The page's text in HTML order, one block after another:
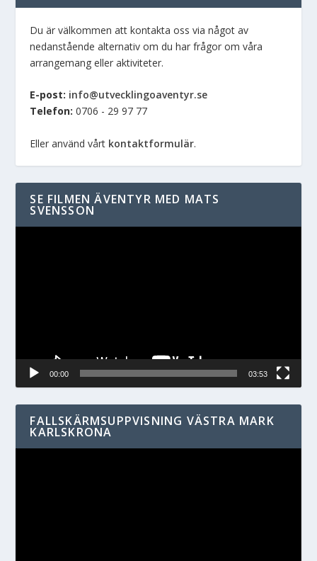
Du är välkommen att kontakta oss via något av
nedanstående alternativ om du har frågor om våra
arrangemang eller aktiviteter.
E-post: info@utvecklingoaventyr.se
Telefon: 0706 - 29 97 77
Eller använd vårt kontaktformulär.
SE FILMEN ÄVENTYR MED MATS
SVENSSON
00:00 03:53
FALLSKÄRMSUPPVISNING VÄSTRA MARK
KARLSKRONA